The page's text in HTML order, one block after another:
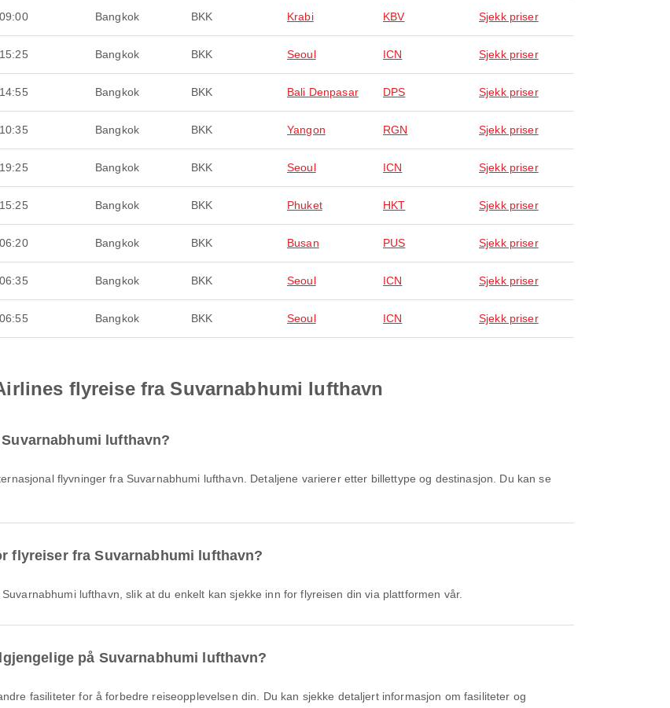
09:00 Bangkok BKK Krabi KBV Sjekk priser
15:25 Bangkok BKK Seoul ICN Sjekk priser
14:55 Bangkok BKK Bali Denpasar DPS Sjekk priser
10:35 Bangkok BKK Yangon RGN Sjekk priser
19:25 Bangkok BKK Seoul ICN Sjekk priser
15:25 Bangkok BKK Phuket HKT Sjekk priser
06:20 Bangkok BKK Busan PUS Sjekk priser
06:35 Bangkok BKK Seoul ICN Sjekk priser
06:55 Bangkok BKK Seoul ICN Sjekk priser
flyreise fra Suvarnabhumi lufthavn
lufthavn?
flyreiser fra Suvarnabhumi lufthavn?
lufthavn, slik at du enkelt kan sjekke inn for flyreisen din via plattformen vår.
på Suvarnabhumi lufthavn?